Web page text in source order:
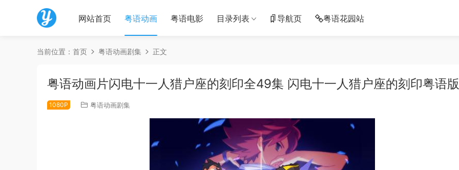
网站首页 粤语动画 粤语电影 目录列表 导航页 粤语花园站
当前位置： 首页 粤语动画剧集 正文
粤语动画片闪电十一人猎户座的刻印全49集 闪电十一人猎户座的刻印粤语版
1080P 粤语动画剧集